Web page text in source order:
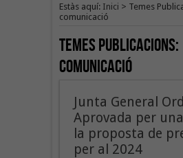
Estàs aquí: Inici > Temes
comunicació
Temes Publicacions:
comunicació
Junta General
Aprovada per
la proposta de
per al 2024